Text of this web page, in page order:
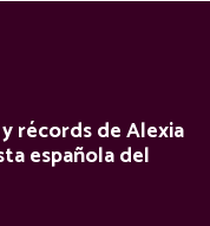
récords de Alexia
española del